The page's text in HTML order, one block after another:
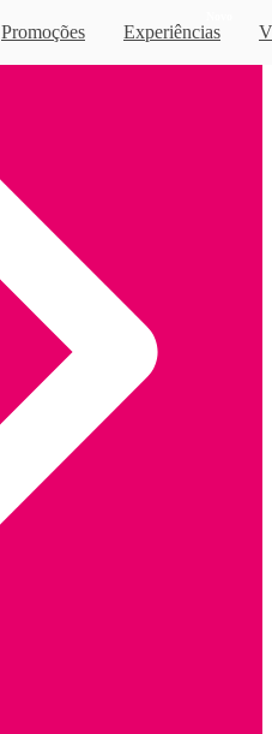
Promoções Experiências